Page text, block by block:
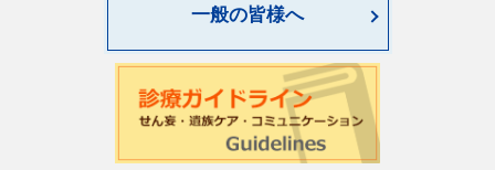
第4回緩和臨床研究ワークショップのご案内
日本サイコオンコロジー学会「がん領域における認知行動
療法：基本スキル演習」研修会のご案内
2026年度学会開催CSTについて更新しました
一般の皆様へ